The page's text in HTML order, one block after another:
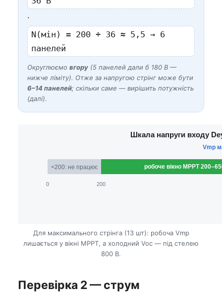
·
N(мін) = 200 ÷ 36 ≈ 5,5 → 6
панелей
Округлюємо вгору (5 панелей дали б 180 В —
нижче ліміту). Отже за напругою стрінг може бути
6–14 панелей; скільки саме — вирішить потужність
(далі).
Шкала напруги входу
<200: не працює робоче вікно MPPT
0 200
Vmp
Для максимального стрінга (13 шт): робоча Vmp
лишається у вікні MPPT, а холодний Voc — під стелею
800 В.
Перевірка 2 — струм